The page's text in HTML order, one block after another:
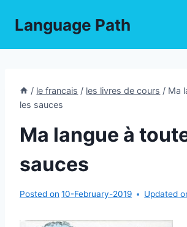
Language Path
/ le francais / les livres de cours / Ma
les sauces
Ma langue à
sauces
Posted on 10-February-2019 Updated